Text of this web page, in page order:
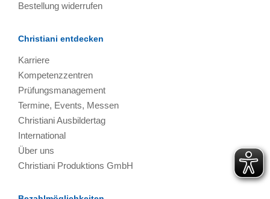
Bestellung widerrufen
Christiani entdecken
Karriere
Kompetenzzentren
Prüfungsmanagement
Termine, Events, Messen
Christiani Ausbildertag
International
Über uns
Christiani Produktions GmbH